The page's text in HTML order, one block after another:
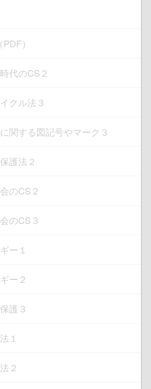
）
代のCS２
クル法３
関する図記号やマーク３
護法２
のCS２
のCS３
ー１
ー２
護３
１
２